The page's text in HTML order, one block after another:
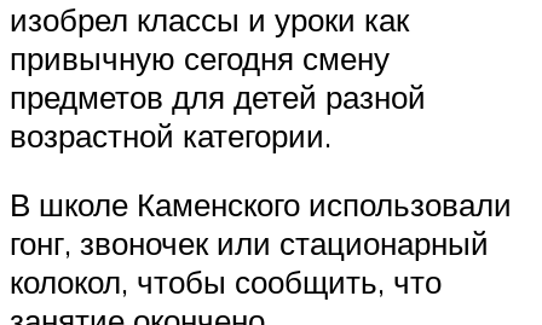
изобрел классы и уроки как
привычную сегодня смену
предметов для детей разной
возрастной категории.
В школе Каменского использовали
гонг, звоночек или стационарный
колокол, чтобы сообщить, что